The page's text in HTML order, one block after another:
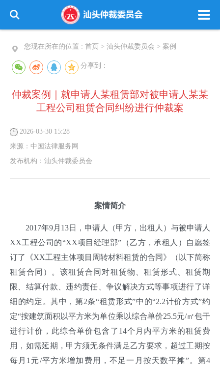
您现在所在的位置 : 首页 > 汕头仲裁委员会 > 案例
分享到：
仲裁案例｜就申请人某租赁部对被申请人某某
工程公司租赁合同纠纷进行仲裁案
2026-03-30 15:28
来源： 中国法律服务网
发布机构： 汕头仲裁委员会
案情简介
2017年9月13日，申请人（甲方，出租人）与被申请人
XX工程公司的“XX项目经理部”（乙方，承租人）自愿签
订了《XX工程主体项目周转材料租赁的合同》（以下简称
租赁合同）。该租赁合同对租赁物、租赁形式、租赁期
限、结算付款、违约责任、争议解决方式等事项进行了详
细的约定。其中，第2条“租赁形式”中的“2.2计价方式”约
定“按建筑面积以平方米为单位乘以综合单价25.5元/㎡包干
进行计价，此综合单价包含了14个月内平方米的租赁费
用，如需延期，甲方须无条件满足乙方要求，超过工期按
每月1元/平方米增加费用，不足一月按天数平摊”。第4